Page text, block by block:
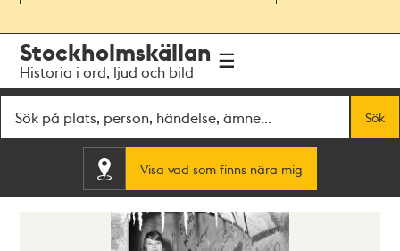
navigationen
huvudinnehållet
Stockholmskällan
Historia i ord, ljud och bild
Sök
Visa vad som finns nära mig